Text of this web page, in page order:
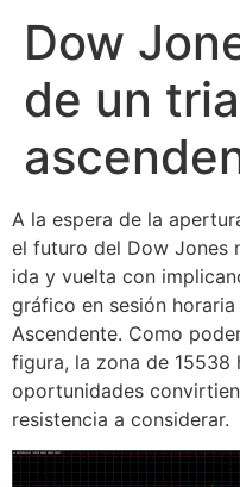
Dow
de un
A la espera de la
el futuro del Dow Jones
ida y vuelta con
gráfico en sesión
Ascendente. Como
figura, la zona de 15538
oportunidades
resistencia a considerar.